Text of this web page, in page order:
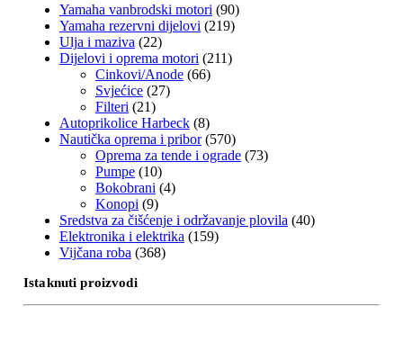
Yamaha vanbrodski motori (90)
Yamaha rezervni dijelovi (219)
Ulja i maziva (22)
Dijelovi i oprema motori (211)
Cinkovi/Anode (66)
Svjećice (27)
Filteri (21)
Autoprikolice Harbeck (8)
Nautička oprema i pribor (570)
Oprema za tende i ograde (73)
Pumpe (10)
Bokobrani (4)
Konopi (9)
Sredstva za čišćenje i održavanje plovila (40)
Elektronika i elektrika (159)
Vijčana roba (368)
Istaknuti proizvodi